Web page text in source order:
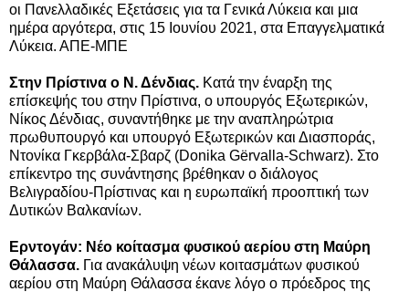
οι Πανελλαδικές Εξετάσεις για τα Γενικά Λύκεια και μια
ημέρα αργότερα, στις 15 Ιουνίου 2021, στα Επαγγελματικά
Λύκεια. ΑΠΕ-ΜΠΕ
Στην Πρίστινα ο Ν. Δένδιας. Κατά την έναρξη της
επίσκεψής του στην Πρίστινα, ο υπουργός Εξωτερικών,
Νίκος Δένδιας, συναντήθηκε με την αναπληρώτρια
πρωθυπουργό και υπουργό Εξωτερικών και Διασποράς,
Ντονίκα Γκερβάλα-Σβαρζ (Donika Gërvalla-Schwarz). Στο
επίκεντρο της συνάντησης βρέθηκαν ο διάλογος
Βελιγραδίου-Πρίστινας και η ευρωπαϊκή προοπτική των
Δυτικών Βαλκανίων.
Ερντογάν: Νέο κοίτασμα φυσικού αερίου στη Μαύρη
Θάλασσα. Για ανακάλυψη νέων κοιτασμάτων φυσικού
αερίου στη Μαύρη Θάλασσα έκανε λόγο ο πρόεδρος της